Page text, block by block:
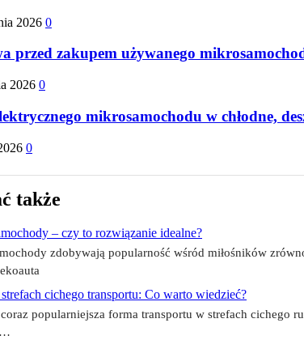
2026 0
przed zakupem używanego
2026 0
mikrosamochodu w chłodne,
0
także
– czy to rozwiązanie idealne?
zdobywają popularność wśród miłośników
cichego transportu: Co warto wiedzieć?
popularniejsza forma transportu w strefach cichego